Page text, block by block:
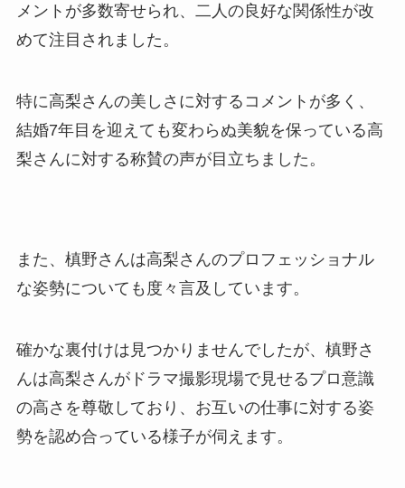
メントが多数寄せられ、二人の良好な関係性が改
めて注目されました。
特に高梨さんの美しさに対するコメントが多く、
結婚7年目を迎えても変わらぬ美貌を保っている高
梨さんに対する称賛の声が目立ちました。
また、槙野さんは高梨さんのプロフェッショナル
な姿勢についても度々言及しています。
確かな裏付けは見つかりませんでしたが、槙野さ
んは高梨さんがドラマ撮影現場で見せるプロ意識
の高さを尊敬しており、お互いの仕事に対する姿
勢を認め合っている様子が伺えます。